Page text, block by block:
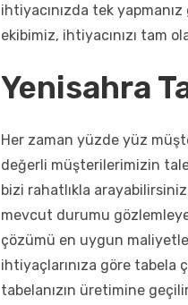
ihtiyacınızda tek
ekibimiz, ihtiyacınızı tam
Yenisahra
Her zaman yüzde yüz
değerli müşterilerimizin
bizi rahatlıkla
mevcut durumu
çözümü en uygun
ihtiyaçlarınıza göre tabela
tabelanızın üretimine